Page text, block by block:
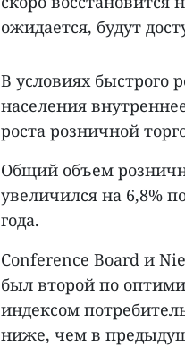
ожидается, будут
В условиях быстрого
населения
роста розничной
Общий объем
увеличился на 6,8%
года.
Conference Board и
был второй по
индексом
ниже, чем в